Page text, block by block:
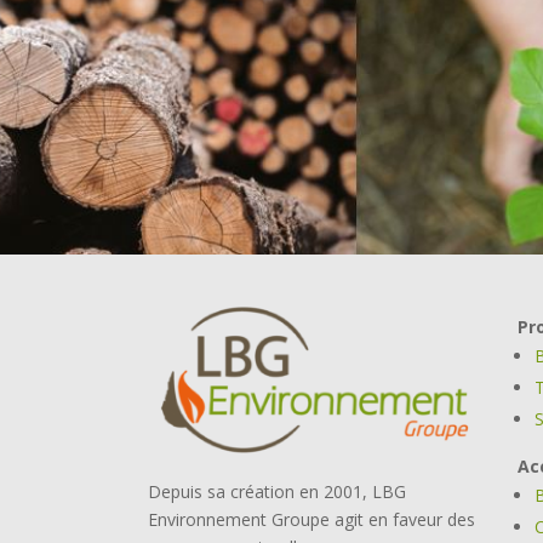
Depuis sa création en 2001, LBG
Environnement Groupe agit en faveur des